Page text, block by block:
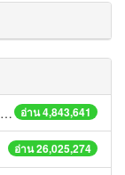
อ่าน 4,843,641
อ่าน 26,025,274